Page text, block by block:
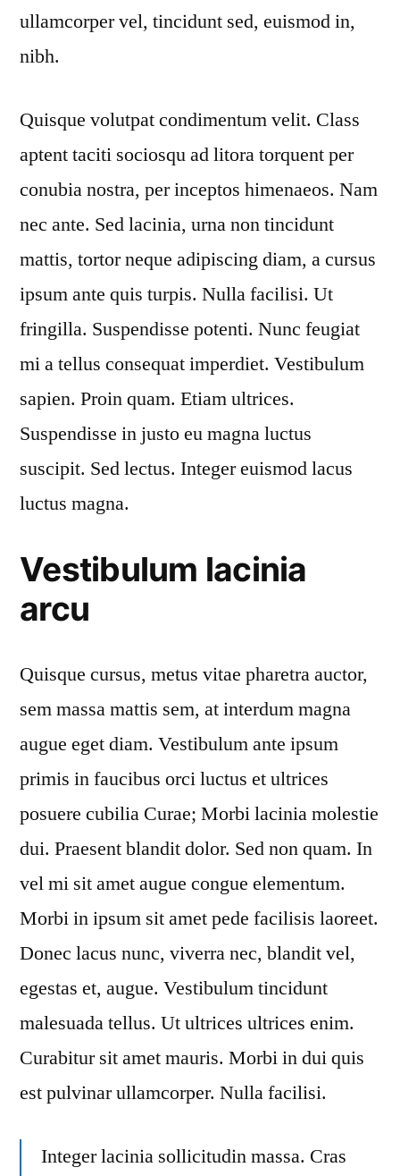
ullamcorper vel, tincidunt sed, euismod in,
nibh.
Quisque volutpat condimentum velit. Class
aptent taciti sociosqu ad litora torquent per
conubia nostra, per inceptos himenaeos. Nam
nec ante. Sed lacinia, urna non tincidunt
mattis, tortor neque adipiscing diam, a cursus
ipsum ante quis turpis. Nulla facilisi. Ut
fringilla. Suspendisse potenti. Nunc feugiat
mi a tellus consequat imperdiet. Vestibulum
sapien. Proin quam. Etiam ultrices.
Suspendisse in justo eu magna luctus
suscipit. Sed lectus. Integer euismod lacus
luctus magna.
Vestibulum lacinia
arcu
Quisque cursus, metus vitae pharetra auctor,
sem massa mattis sem, at interdum magna
augue eget diam. Vestibulum ante ipsum
primis in faucibus orci luctus et ultrices
posuere cubilia Curae; Morbi lacinia molestie
dui. Praesent blandit dolor. Sed non quam. In
vel mi sit amet augue congue elementum.
Morbi in ipsum sit amet pede facilisis laoreet.
Donec lacus nunc, viverra nec, blandit vel,
egestas et, augue. Vestibulum tincidunt
malesuada tellus. Ut ultrices ultrices enim.
Curabitur sit amet mauris. Morbi in dui quis
est pulvinar ullamcorper. Nulla facilisi.
Integer lacinia sollicitudin massa. Cras